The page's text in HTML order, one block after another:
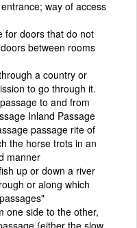
way of access
for doors that do not
between rooms
a country or
to go through it.
to and from
Inland Passage
passage rite of
the horse trots in an
manner
up or down a river
or along which
one side to the other,
(either the slow